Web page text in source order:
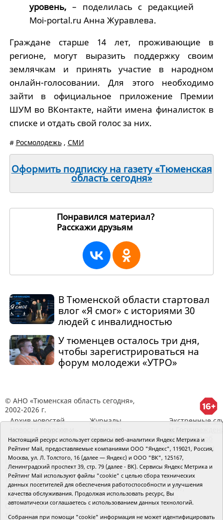
уровень, – поделилась с редакцией
Moi-portal.ru Анна Журавлева.
Граждане старше 14 лет, проживающие в
регионе, могут выразить поддержку своим
землячкам и принять участие в народном
онлайн-голосовании. Для этого необходимо
зайти в официальное приложение Премии
ШУМ во ВКонтакте, найти имена финалисток в
списке и отдать свой голос за них.
# Росмолодежь, СМИ
Оформить подписку на газету «Тюменская
область сегодня»
Понравился материал?
Расскажи друзьям
В Тюменской области стартовал
влог «Я смог» с историями 30
людей с инвалидностью
У тюменцев осталось три дня,
чтобы зарегистрироваться на
форум молодежи «УТРО»
© АНО «Тюменская область сегодня»,
2002-2026 г.
Архив новостей
районов ТО
Журналы
RSS поток
Экстренные
Сведения об
организации
Главный редактор Рябков А.В.
Редакция: 625002, Тюмень, Осипенко, 81,
телефон (3452)49-00-18, e-mail: tumentoday@obl72.ru
Адрес для писем: 625000, Россия, Тюмень, Почтамт,
а/я 371. Для пресс-релизов: tumentoday@obl72.ru.
Отдел писем: тел. (3452) 39-90-59. Отдел рекламы:
тел. (3452) 39-90-51. Регистрация СМИ: Сетевое
Настоящий ресурс использует сервисы веб-аналитики Яндекс Метрика и
Рейтинг Mail, предоставляемые компаниями ООО "Яндекс", 119021, Россия,
Москва, ул. Л. Толстого, 16 (далее — Яндекс) и ООО "ВК", 125167,
Ленинградский проспект 39, стр. 79 (далее - ВК). Сервисы Яндекс Метрика и
Рейтинг Mail используют файлы "cookie" с целью сбора технических
данных посетителей для обеспечения работоспособности и улучшения
качества обслуживания. Продолжая использовать ресурс, Вы
автоматически соглашаетесь с использованием данных технологий.
Собранная при помощи "cookie" информация не может идентифицировать